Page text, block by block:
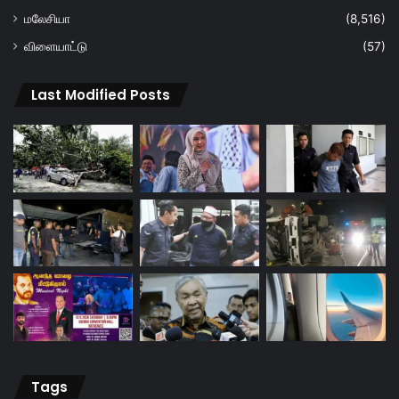
மலேசியா
(8,516)
விளையாட்டு
(57)
Last Modified Posts
Tags